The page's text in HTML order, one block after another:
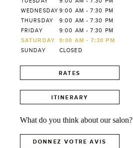
WEDNESDAY 9:00 AM - 7:30 PM
THURSDAY
9:00 AM - 7:30 PM
FRIDAY
9:00 AM - 7:30 PM
SATURDAY
9:00 AM - 7:30 PM
SUNDAY
CLOSED
RATES
ITINERARY
What do you think about our salon?
DONNEZ VOTRE AVIS